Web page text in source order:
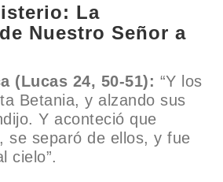
La
Nuestro Señor a
(Lucas 24, 50-51): “Y los
Betania, y alzando sus
Y aconteció que
se separó de ellos, y fue
cielo”.